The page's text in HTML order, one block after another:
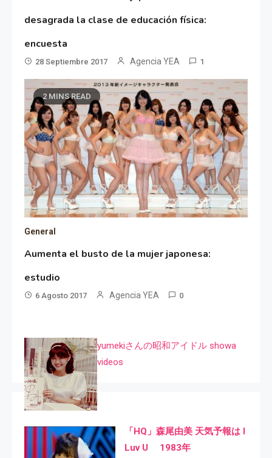
desagrada la clase de educación física:
encuesta
28 Septiembre 2017 Agencia YEA 1
2 MINS READ
General
Aumenta el busto de la mujer japonesa:
estudio
6 Agosto 2017 Agencia YEA 0
yumekiさんの昭和アイドル showa
videos
「HQ」森尾由美 天気予報は I
Luv U 1983年